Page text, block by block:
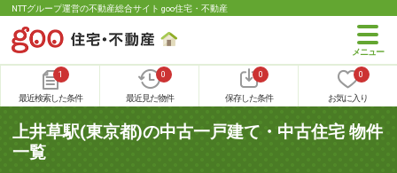
NTTグループ運営の不動産総合サイト goo住宅・不動産
1
最近検索した条件
0
最近見た物件
0
保存した条件
0
お気に入り
上井草駅(東京都)の中古一戸建て・中古住宅 物件
一覧